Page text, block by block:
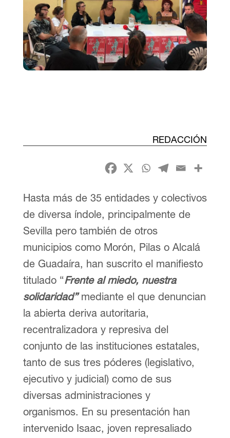
REDACCIÓN
Hasta más de 35 entidades y colectivos
de diversa índole, principalmente de
Sevilla pero también de otros
municipios como Morón, Pilas o Alcalá
de Guadaíra, han suscrito el manifiesto
titulado “Frente al miedo, nuestra
solidaridad”mediante el que denuncian
la abierta deriva autoritaria,
recentralizadora y represiva del
conjunto de las instituciones estatales,
tanto de sus tres póderes (legislativo,
ejecutivo y judicial) como de sus
diversas administraciones y
organismos. En su presentación han
intervenido Isaac, joven represaliado